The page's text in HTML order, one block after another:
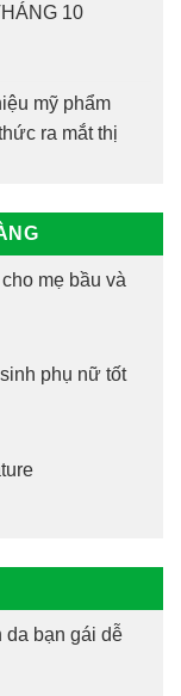
10
mỹ phẩm
ra mắt thị
mẹ bầu và
phụ nữ tốt
da bạn gái dễ